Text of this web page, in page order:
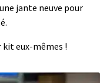
jante neuve pour
eux-mêmes !